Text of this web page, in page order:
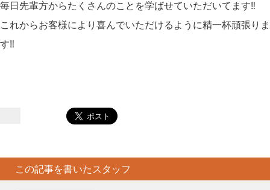
毎日先輩方からたくさんのことを学ばせていただいてます‼
これからお客様により喜んでいただけるように精一杯頑張り
す‼
この記事を書いたスタッフ